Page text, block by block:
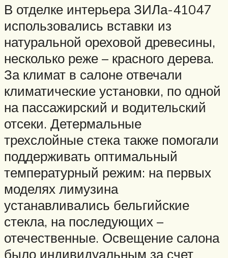
В отделке интерьера ЗИЛа-41047
использовались вставки из
натуральной ореховой древесины,
несколько реже – красного дерева.
За климат в салоне отвечали
климатические установки, по одной
на пассажирский и водительский
отсеки. Детермальные
трехслойные стека также помогали
поддерживать оптимальный
температурный режим: на первых
моделях лимузина
устанавливались бельгийские
стекла, на последующих –
отечественные. Освещение салона
было индивидуальным за счет